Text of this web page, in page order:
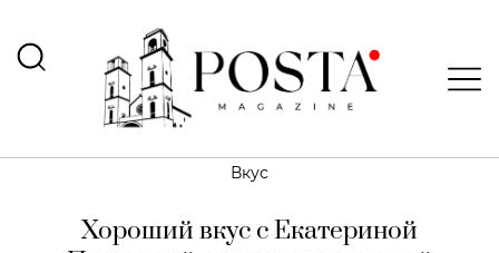
Вкус
Хороший вкус с Екатериной